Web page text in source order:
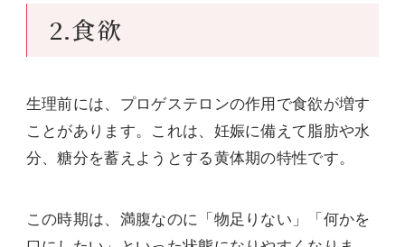
2.食欲
生理前には、プロゲステロンの作用で食欲が増す
ことがあります。これは、妊娠に備えて脂肪や水
分、糖分を蓄えようとする黄体期の特性です。
この時期は、満腹なのに「物足りない」「何かを